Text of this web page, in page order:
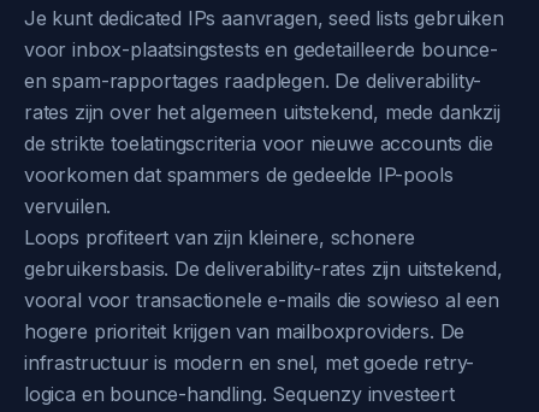
Je kunt dedicated IPs aanvragen, seed lists gebruiken
voor inbox-plaatsingstests en gedetailleerde bounce-
en spam-rapportages raadplegen. De deliverability-
rates zijn over het algemeen uitstekend, mede dankzij
de strikte toelatingscriteria voor nieuwe accounts die
voorkomen dat spammers de gedeelde IP-pools
vervuilen.
Loops profiteert van zijn kleinere, schonere
gebruikersbasis. De deliverability-rates zijn uitstekend,
vooral voor transactionele e-mails die sowieso al een
hogere prioriteit krijgen van mailboxproviders. De
infrastructuur is modern en snel, met goede retry-
logica en bounce-handling. Sequenzy investeert